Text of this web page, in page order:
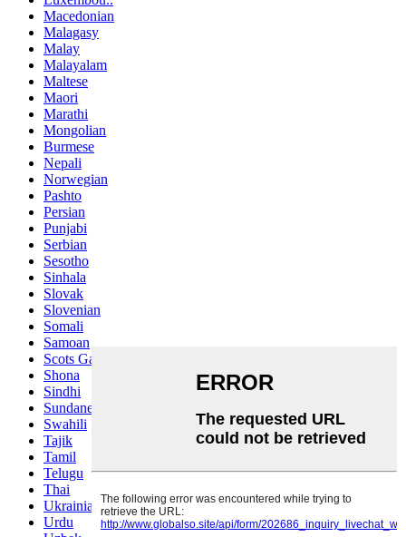
Macedonian
Malagasy
Malay
Malayalam
Maltese
Maori
Marathi
Mongolian
Burmese
Nepali
Norwegian
Pashto
Persian
Punjabi
Serbian
Sesotho
Sinhala
Slovak
Slovenian
Somali
Samoan
Scots Gaelic
Shona
Sindhi
Sundanese
Swahili
Tajik
Tamil
Telugu
Thai
Ukrainian
Urdu